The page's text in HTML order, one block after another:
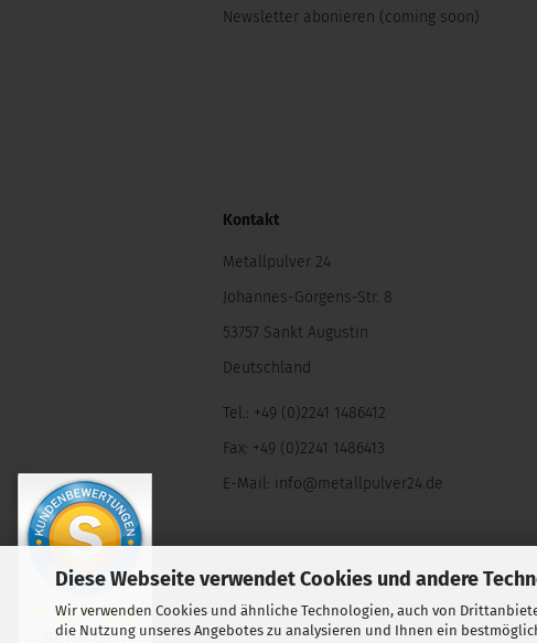
Diese Webseite verwendet Cookies und andere
Wir verwenden Cookies und ähnliche Technologien, auch von
die Nutzung unseres Angebotes zu analysieren und Ihnen ein
Newsletter abonieren (coming soon)
Kontakt
Metallpulver 24
Johannes-Görgens-Str. 8
53757 Sankt Augustin
Deutschland
Tel.: +49 (0)2241 1486412
Fax: +49 (0)2241 1486413
E-Mail: info@metallpulver24.de
Vertrag widerrufen
SEHR GUT